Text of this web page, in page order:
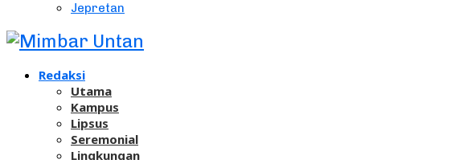
Jepretan
Redaksi
Utama
Kampus
Lipsus
Seremonial
Lingkungan